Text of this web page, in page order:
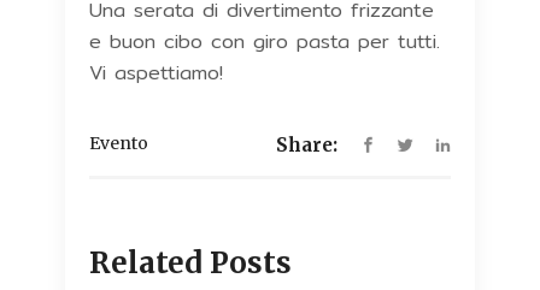
Una serata di divertimento frizzante
e buon cibo con giro pasta per tutti.
Vi aspettiamo!
Evento Share:
Related Posts